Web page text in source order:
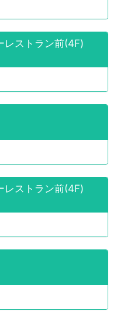
レストラン前(4F)
レストラン前(4F)